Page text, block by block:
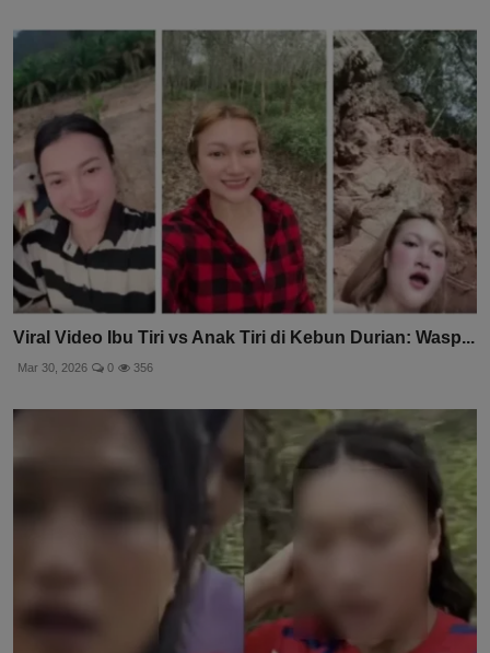
Viral Video Ibu Tiri vs Anak Tiri di Kebun Durian: Wasp...
Mar 30, 2026 0 356